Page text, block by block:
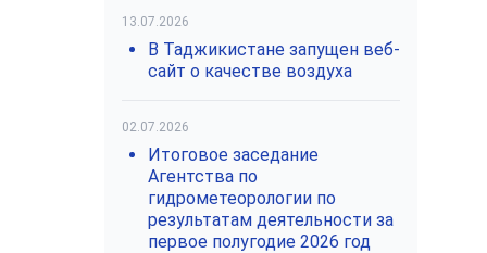
13.07.2026
В Таджикистане запущен веб-
сайт о качестве воздуха
02.07.2026
Итоговое заседание
Агентства по
гидрометеорологии по
результатам деятельности за
первое полугодие 2026 год